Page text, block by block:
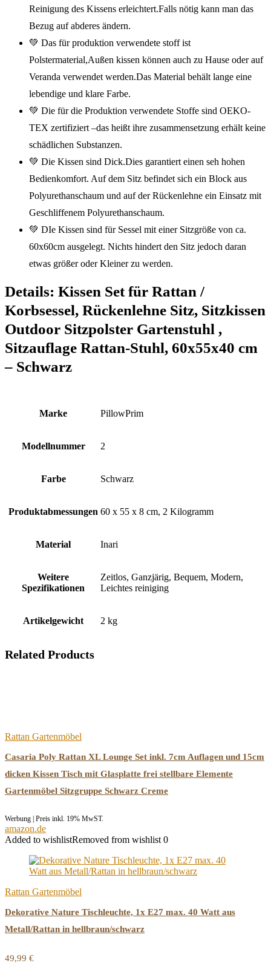
Reinigung des Kissens erleichtert.Falls nötig kann man das
Bezug auf abderes ändern.
💚 Das für produktion verwendete stoff ist
Polstermaterial,Außen kissen können auch zu Hause oder auf
Veranda verwendet werden.Das Material behält lange eine
lebendige und klare Farbe.
💚 Die für die Produktion verwendete Stoffe sind OEKO-
TEX zertifiziert –das heißt ihre zusammensetzung erhält keine
schädlichen Substanzen.
💚 Die Kissen sind Dick.Dies garantiert einen seh hohen
Bedienkomfort. Auf dem Sitz befindet sich ein Block aus
Polyurethanschaum und auf der Rückenlehne ein Einsatz mit
Geschliffenem Polyurethanschaum.
💚 DIe Kissen sind für Sessel mit einer Sitzgröße von ca.
60x60cm ausgelegt. Nichts hindert den Sitz jedoch daran
etwas größer oder Kleiner zu werden.
Details: Kissen Set für Rattan /
Korbsessel, Rückenlehne Sitz, Sitzkissen
Outdoor Sitzpolster Gartenstuhl ,
Sitzauflage Rattan-Stuhl, 60x55x40 cm
– Schwarz
Marke ‎PillowPrim
Modellnummer ‎2
Farbe ‎Schwarz
Produktabmessungen ‎60 x 55 x 8 cm, 2 Kilogramm
Material ‎Inari
Weitere
Spezifikationen
‎Zeitlos, Ganzjärig, Bequem, Modern,
Leichtes reiniging
Artikelgewicht ‎2 kg
Related Products
Rattan Gartenmöbel
Casaria Poly Rattan XL Lounge Set inkl. 7cm Auflagen und 15cm
dicken Kissen Tisch mit Glasplatte frei stellbare Elemente
Gartenmöbel Sitzgruppe Schwarz Creme
Werbung | Preis inkl. 19% MwST.
amazon.de
Added to wishlistRemoved from wishlist 0
Rattan Gartenmöbel
Dekorative Nature Tischleuchte, 1x E27 max. 40 Watt aus
Metall/Rattan in hellbraun/schwarz
49,99 €